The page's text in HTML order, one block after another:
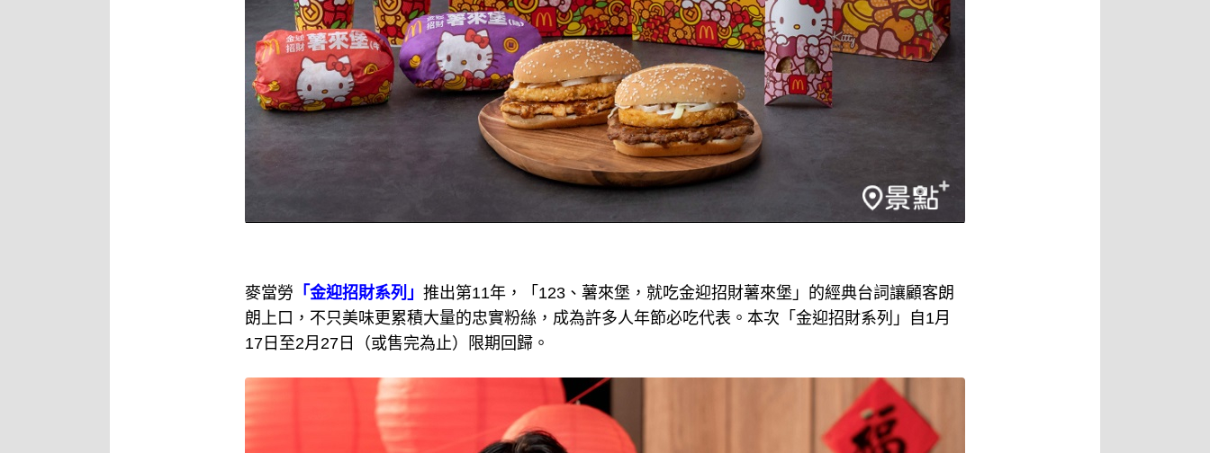
麥當勞 「金迎招財系列」 推出第11年，「123、薯來堡，就吃金迎招財薯來堡」的經典台詞讓顧客朗
朗上口，不只美味更累積大量的忠實粉絲，成為許多人年節必吃代表。本次「金迎招財系列」自1月
17日至2月27日（或售完為止）限期回歸。